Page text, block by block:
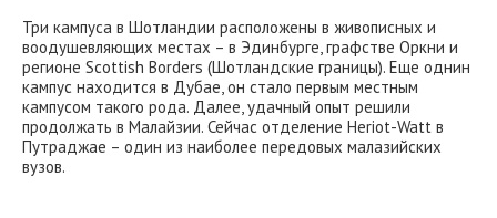
Три кампуса в Шотландии расположены в живописных и
воодушевляющих местах – в Эдинбурге, графстве Оркни и
регионе Scottish Borders (Шотландские границы). Еще однин
кампус находится в Дубае, он стало первым местным
кампусом такого рода. Далее, удачный опыт решили
продолжать в Малайзии. Сейчас отделение Heriot-Watt в
Путраджае – один из наиболее передовых малазийских
вузов.